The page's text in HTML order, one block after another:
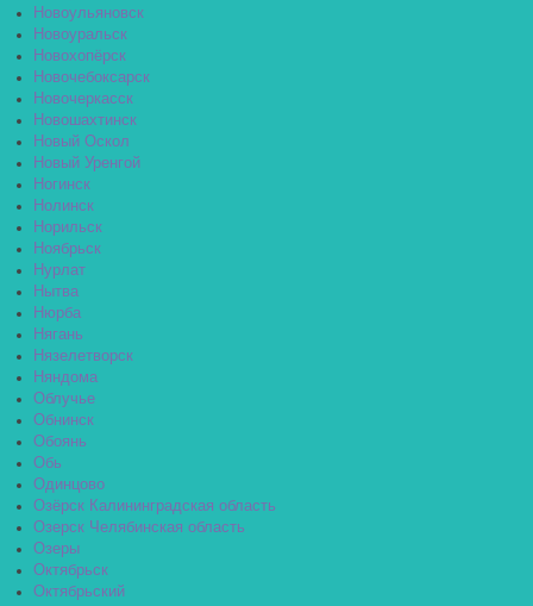
Новоульяновск
Новоуральск
Новохопёрск
Новочебоксарск
Новочеркасск
Новошахтинск
Новый Оскол
Новый Уренгой
Ногинск
Нолинск
Норильск
Ноябрьск
Нурлат
Нытва
Нюрба
Нягань
Нязелетворск
Няндома
Облучье
Обнинск
Обоянь
Обь
Одинцово
Озёрск Калининградская область
Озерск Челябинская область
Озеры
Октябрьск
Октябрьский